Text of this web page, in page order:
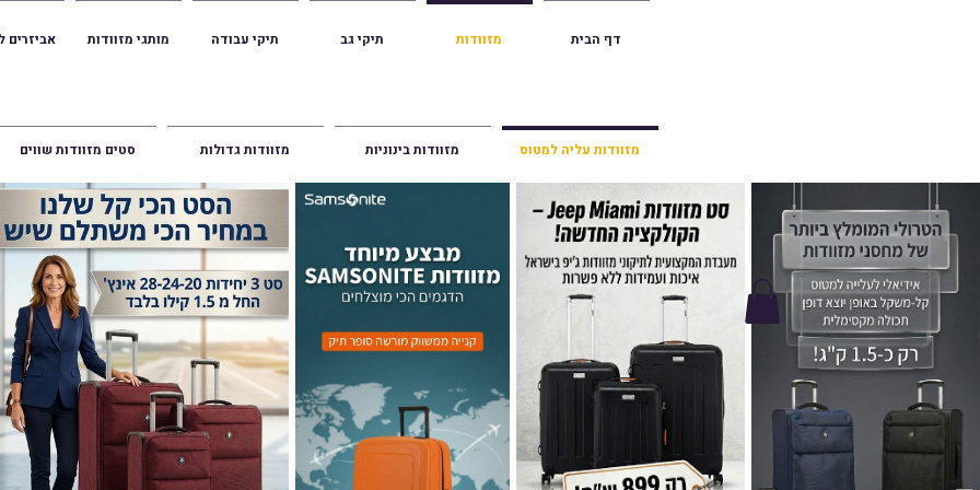
אביזרים מותגי מזוודות תיקי עבודה תיקי גב מזוודות דף הבית
סטים מזוודות שווים מזוודות גדולות מזוודות בינוניות מזוודות עליה למטוס